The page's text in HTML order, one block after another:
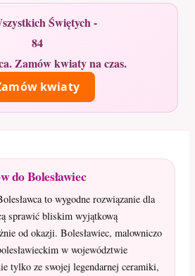
Świętych -
84
Zamów kwiaty na czas.
kwiaty
do Bolesławiec
to wygodne rozwiązanie dla
sprawić bliskim wyjątkową
od okazji. Bolesławiec, malowniczo
w województwie
tylko ze swojej legendarnej ceramiki,